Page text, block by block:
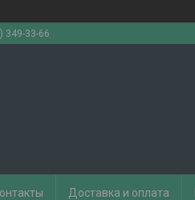
349-33-66
Доставка и оплата